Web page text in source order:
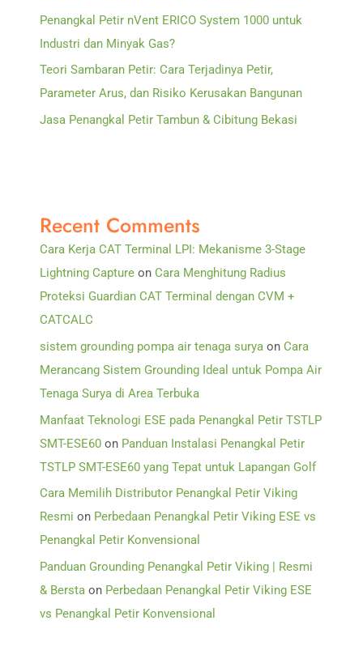
Penangkal Petir nVent ERICO System 1000 untuk
Industri dan Minyak Gas?
Teori Sambaran Petir: Cara Terjadinya Petir,
Parameter Arus, dan Risiko Kerusakan Bangunan
Jasa Penangkal Petir Tambun & Cibitung Bekasi
Recent Comments
Cara Kerja CAT Terminal LPI: Mekanisme 3-Stage
Lightning Capture on Cara Menghitung Radius
Proteksi Guardian CAT Terminal dengan CVM +
CATCALC
sistem grounding pompa air tenaga surya on Cara
Merancang Sistem Grounding Ideal untuk Pompa Air
Tenaga Surya di Area Terbuka
Manfaat Teknologi ESE pada Penangkal Petir TSTLP
SMT-ESE60 on Panduan Instalasi Penangkal Petir
TSTLP SMT-ESE60 yang Tepat untuk Lapangan Golf
Cara Memilih Distributor Penangkal Petir Viking
Resmi on Perbedaan Penangkal Petir Viking ESE vs
Penangkal Petir Konvensional
Panduan Grounding Penangkal Petir Viking | Resmi
& Bersta on Perbedaan Penangkal Petir Viking ESE
vs Penangkal Petir Konvensional